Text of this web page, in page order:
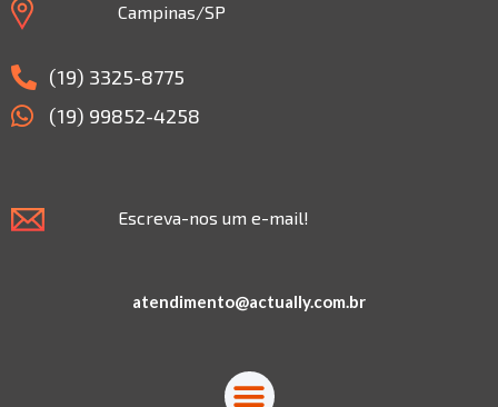
Campinas/SP
(19) 3325-8775
(19) 99852-4258
Escreva-nos um e-mail!
atendimento@actually.com.br